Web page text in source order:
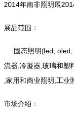
2014年南非照明展
展品范围：
固态照明(led; oled;
流器,冷凝器,玻璃和塑
,家用和商业照明,工业
市场介绍：